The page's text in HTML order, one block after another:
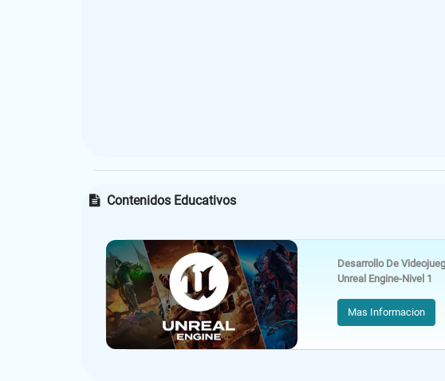
Contenidos Educativos
Desarrollo De
Unreal Engine-Nivel 1
Mas Informacion